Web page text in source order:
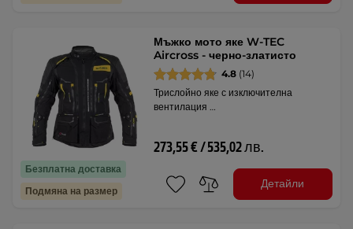
Безплатна доставка
Подмяна на размер
Мъжко мото яке W-TEC
Aircross - черно-златисто
4.8 (14)
Трислойно яке с изключителна
вентилация …
273,55 € / 535,02 лв.
Детайли